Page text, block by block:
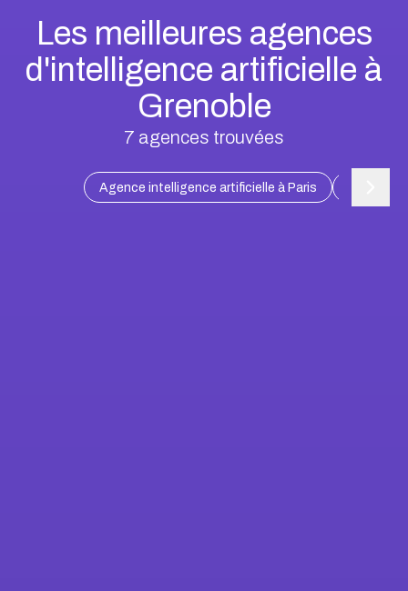
Les meilleures agences
d'intelligence artificielle à
Grenoble
7 agences trouvées
Agence intelligence artificielle à Paris